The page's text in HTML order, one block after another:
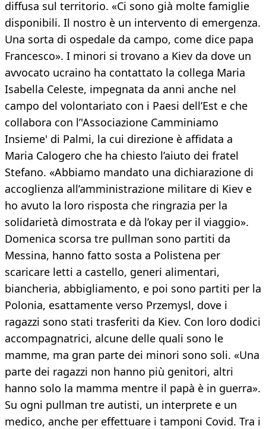
diffusa sul territorio. «Ci sono già molte famiglie
disponibili. Il nostro è un intervento di emergenza.
Una sorta di ospedale da campo, come dice papa
Francesco». I minori si trovano a Kiev da dove un
avvocato ucraino ha contattato la collega Maria
Isabella Celeste, impegnata da anni anche nel
campo del volontariato con i Paesi dell’Est e che
collabora con l’'Associazione Camminiamo
Insieme' di Palmi, la cui direzione è affidata a
Maria Calogero che ha chiesto l’aiuto dei fratel
Stefano. «Abbiamo mandato una dichiarazione di
accoglienza all’amministrazione militare di Kiev e
ho avuto la loro risposta che ringrazia per la
solidarietà dimostrata e dà l’okay per il viaggio».
Domenica scorsa tre pullman sono partiti da
Messina, hanno fatto sosta a Polistena per
scaricare letti a castello, generi alimentari,
biancheria, abbigliamento, e poi sono partiti per la
Polonia, esattamente verso Przemysl, dove i
ragazzi sono stati trasferiti da Kiev. Con loro dodici
accompagnatrici, alcune delle quali sono le
mamme, ma gran parte dei minori sono soli. «Una
parte dei ragazzi non hanno più genitori, altri
hanno solo la mamma mentre il papà è in guerra».
Su ogni pullman tre autisti, un interprete e un
medico, anche per effettuare i tamponi Covid. Tra i